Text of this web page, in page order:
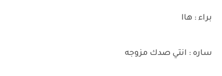
براء : هاا
ساره : انتي صدك مزوجه